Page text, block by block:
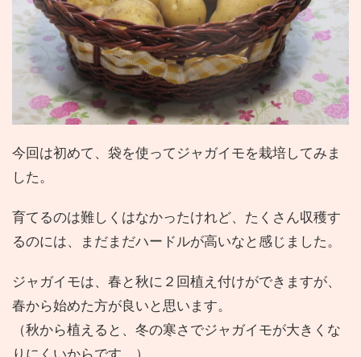
今回は初めて、袋を使ってジャガイモを栽培してみま
した。
育てるのは難しくはなかったけれど、たくさん収穫す
るのには、まだまだハードルが高いなと感じました。
ジャガイモは、春と秋に２回植え付けができますが、
春から始めた方が良いと思います。
（秋から植えると、冬の寒さでジャガイモが大きくな
りにくいからです。）